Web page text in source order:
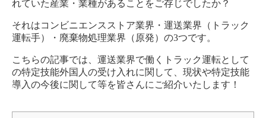
れていた産業・業種があることをご存じでしたか？
それはコンビニエンスストア業界・運送業界（トラック
運転手）・廃棄物処理業界（原発）の3つです。
こちらの記事では、運送業界で働くトラック運転として
の特定技能外国人の受け入れに関して、現状や特定技能
導入の今後に関して等を皆さんにご紹介いたします！